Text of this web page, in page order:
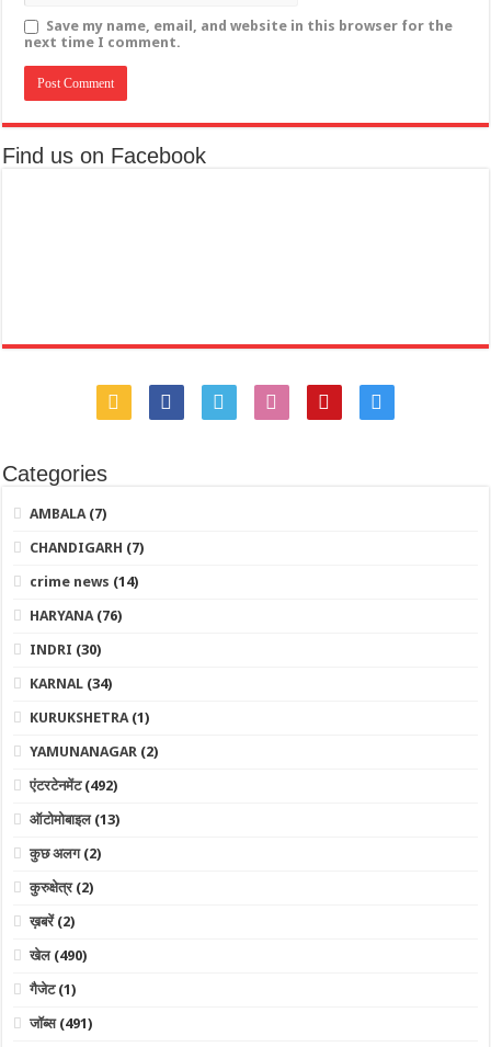
Save my name, email, and website in this browser for the
next time I comment.
Find us on Facebook
Categories
AMBALA (7)
CHANDIGARH (7)
crime news (14)
HARYANA (76)
INDRI (30)
KARNAL (34)
KURUKSHETRA (1)
YAMUNANAGAR (2)
एंटरटेनमेंट(492)
ऑटोमोबाइल(13)
कुछ अलग(2)
कुरुक्षेत्र(2)
ख़बरें(2)
खेल(490)
गैजेट(1)
जॉब्स(491)